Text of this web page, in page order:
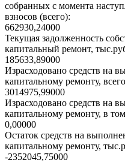
собранных с момента
взносов (всего):
662930,24000
Текущая задолженность
капитальный ремонт,
185633,89000
Израсходовано средств на
капитальному ремонту,
3014975,99000
Израсходовано средств на
капитальному ремонту, в
0,00000
Остаток средств на
капитальному ремонту,
-2352045,75000